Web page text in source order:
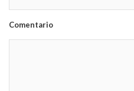
Comentario